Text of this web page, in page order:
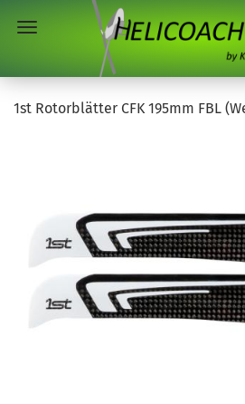
1st Rotorblätter CFK 195mm FBL